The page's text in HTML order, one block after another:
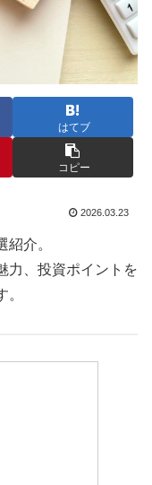
はてブ
コピー
2026.03.23
介。
力、投資ポイントを